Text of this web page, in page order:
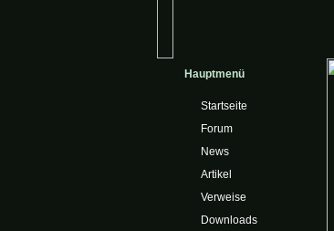
Hauptmenü
Startseite
Forum
News
Artikel
Verweise
Downloads